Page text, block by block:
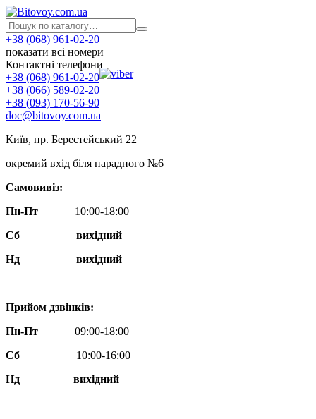
+38 (068) 961-02-20
показати всі номери
Контактні телефони
+38 (068) 961-02-20
+38 (066) 589-02-20
+38 (093) 170-56-90
doc@bitovoy.com.ua
Київ, пр. Берестейський 22
окремий вхід біля парадного №6
Самовивіз:
Пн-Пт
10:00-18:00
Сб
вихідний
Нд
вихідний
Прийом дзвінків:
Пн-Пт
09:00-18:00
Сб
10:00-16:00
Нд вихідний